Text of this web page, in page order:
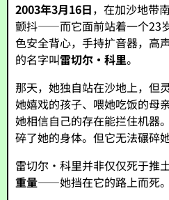
2003年3月16日，在加沙地带
颤抖——而它面前站着一个23
色安全背心，手持扩音器，高
的名字叫雷切尔·科里。
那天，她独自站在沙地上，但
她嬉戏的孩子、喂她吃饭的母
她相信自己的存在能拦住机器
碎了她的身体。但它无法碾碎
雷切尔·科里并非仅仅死于推
重量——她挡在它的路上而死。